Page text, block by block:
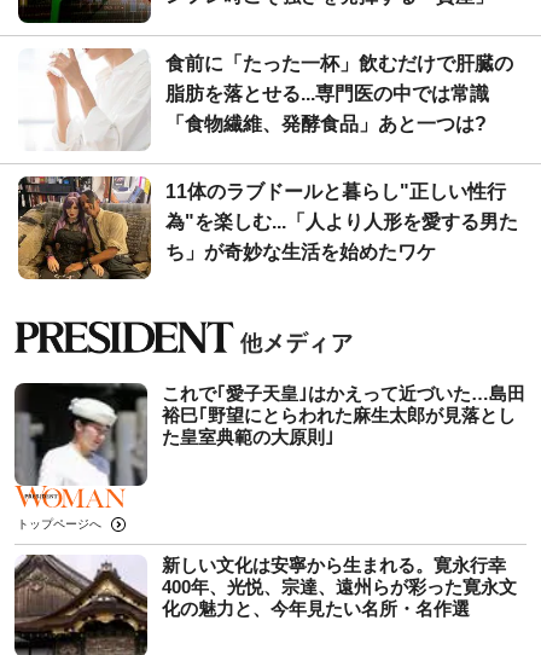
食前に「たった一杯」飲むだけで肝臓の
脂肪を落とせる...専門医の中では常識
「食物繊維、発酵食品」あと一つは?
11体のラブドールと暮らし"正しい性行
為"を楽しむ...「人より人形を愛する男た
ち」が奇妙な生活を始めたワケ
これで｢愛子天皇｣はかえって近づいた…島田
裕巳｢野望にとらわれた麻生太郎が見落とし
た皇室典範の大原則｣
トップページへ
新しい文化は安寧から生まれる。寛永行幸
400年、光悦、宗達、遠州らが彩った寛永文
化の魅力と、今年見たい名所・名作選